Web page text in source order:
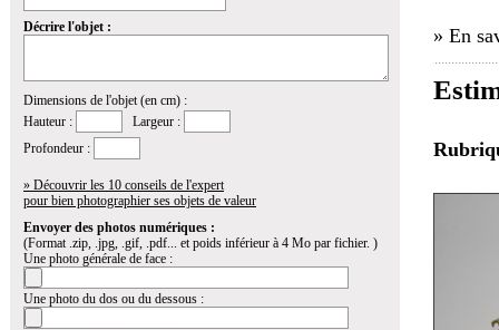
Décrire l'objet :
Dimensions de l'objet (en cm) :
Hauteur :
Largeur :
Profondeur :
» Découvrir les 10 conseils de l'expert
pour bien photographier ses objets de valeur
Envoyer des photos numériques :
(Format .zip, .jpg, .gif, .pdf... et poids inférieur à 4 Mo par fichier. )
Une photo générale de face :
Une photo du dos ou du dessous :
» En